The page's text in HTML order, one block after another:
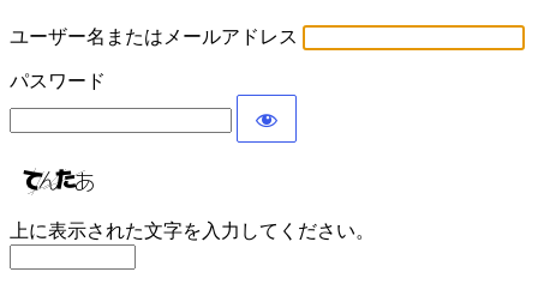
ユーザー名またはメールアドレス
パスワード
上に表示された文字を入力してください。